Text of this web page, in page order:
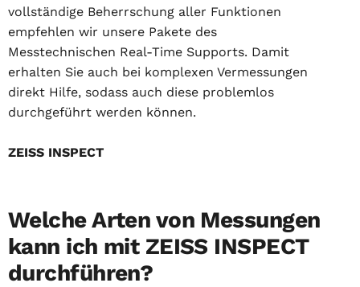
vollständige Beherrschung aller Funktionen
empfehlen wir unsere Pakete des
Messtechnischen Real-Time Supports. Damit
erhalten Sie auch bei komplexen Vermessungen
direkt Hilfe, sodass auch diese problemlos
durchgeführt werden können.
ZEISS INSPECT
Welche Arten von Messungen
kann ich mit ZEISS INSPECT
durchführen?